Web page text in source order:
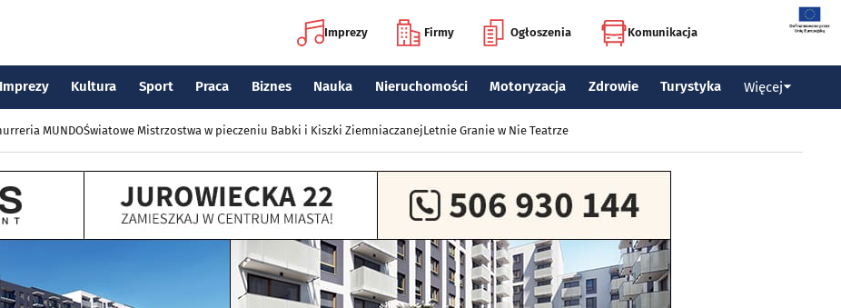
Imprezy Firmy Ogłoszenia Komunikacja
Imprezy Kultura Sport Praca Biznes Nauka Nieruchomości Motoryzacja Zdrowie Turystyka Więcej
MUNDOŚwiatowe Mistrzostwa w pieczeniu Babki i Kiszki ZiemniaczanejLetnie Granie w Nie Teatrze